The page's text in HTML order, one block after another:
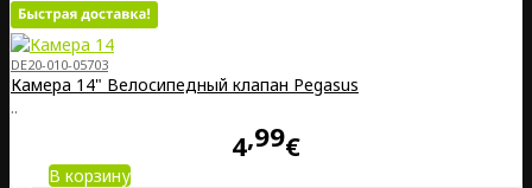
DE20-010-05703
Камера 14" Велосипедный клапан Pegasus
..
4 99€
В корзину